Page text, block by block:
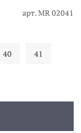
арт.MR 02041
40 41